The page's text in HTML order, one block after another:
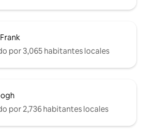
por 3,065 habitantes locales
por 2,736 habitantes locales